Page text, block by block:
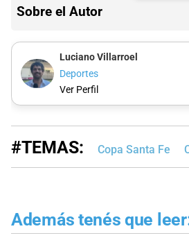
Sobre el Autor
Luciano Villarroel
Deportes
Ver Perfil
#TEMAS: Copa Santa Fe
Además tenés que